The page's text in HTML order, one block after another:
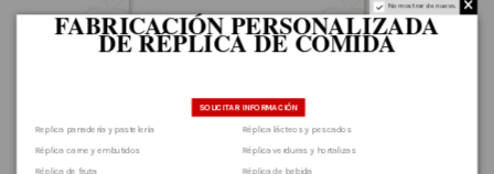
No mostrar de nuevo.
FABRICACIÓN PERSONALIZADA
DE RÉPLICA DE COMIDA
SOLICITAR INFORMACIÓN
Replica panadería y pastelería Réplica lácteos y pescados
Réplica carne y embutidos Réplica verduras y hortalizas
Réplica de fruta Réplica de bebida